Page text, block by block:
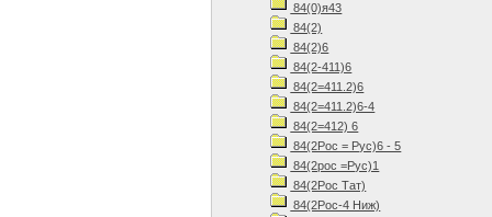
84(0)я43
84(2)
84(2)6
84(2-411)6
84(2=411.2)6
84(2=411.2)6-4
84(2=412) 6
84(2Рос = Рус)6 - 5
84(2рос =Рус)1
84(2Рос Тат)
84(2Рос-4 Ниж)